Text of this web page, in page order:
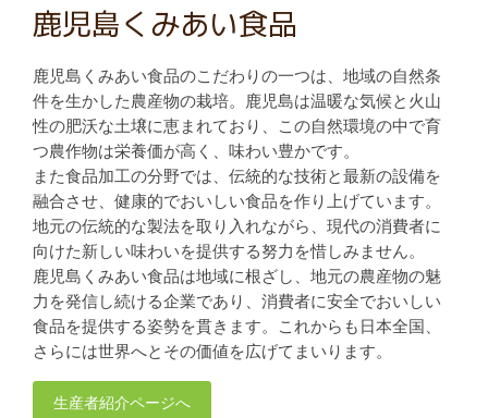
鹿児島くみあい食品
鹿児島くみあい食品のこだわりの一つは、地域の自然条
件を生かした農産物の栽培。鹿児島は温暖な気候と火山
性の肥沃な土壌に恵まれており、この自然環境の中で育
つ農作物は栄養価が高く、味わい豊かです。
また食品加工の分野では、伝統的な技術と最新の設備を
融合させ、健康的でおいしい食品を作り上げています。
地元の伝統的な製法を取り入れながら、現代の消費者に
向けた新しい味わいを提供する努力を惜しみません。
鹿児島くみあい食品は地域に根ざし、地元の農産物の魅
力を発信し続ける企業であり、消費者に安全でおいしい
食品を提供する姿勢を貫きます。これからも日本全国、
さらには世界へとその価値を広げてまいります。
生産者紹介ページへ